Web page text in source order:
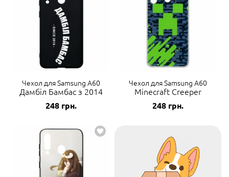
Чехол для Samsung A60
Дамбіл Бамбас з 2014
248 грн.
Чехол для Samsung A60
Minecraft Creeper
248 грн.